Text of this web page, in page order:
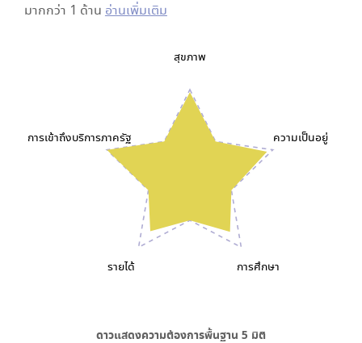
มากกว่า 1 ด้าน อ่านเพิ่มเติม
สุขภาพ
ความเป็นอยู่
การศึกษา
รายได้
การเข้าถึงบริการภาครัฐ
ดาวแสดงความต้องการพื้นฐาน 5 มิติ